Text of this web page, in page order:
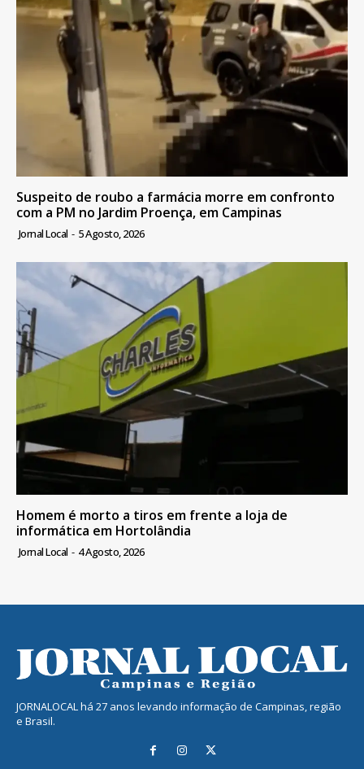
Suspeito de roubo a farmácia morre em confronto
com a PM no Jardim Proença, em Campinas
Jornal Local - 5 Agosto, 2026
Homem é morto a tiros em frente a loja de
informática em Hortolândia
Jornal Local - 4 Agosto, 2026
JORNALOCAL há 27 anos levando informação de Campinas, região
e Brasil.